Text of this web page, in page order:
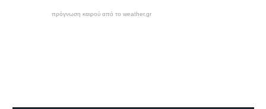
πρόγνωση καιρού από το weather.gr